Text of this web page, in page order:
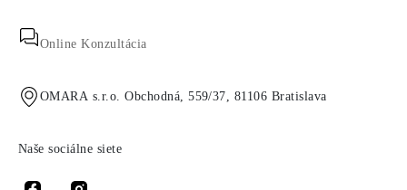
Online Konzultácia
OMARA s.r.o. Obchodná, 559/37, 81106 Bratislava
Naše sociálne siete